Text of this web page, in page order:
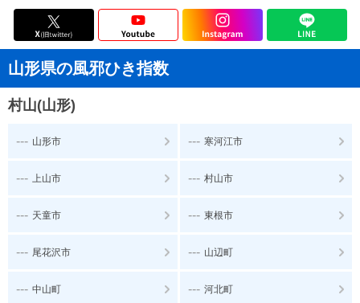
山形県の風邪ひき指数
村山(山形)
--- 山形市 --- 寒河江市
--- 上山市 --- 村山市
--- 天童市 --- 東根市
--- 尾花沢市 --- 山辺町
--- 中山町 --- 河北町